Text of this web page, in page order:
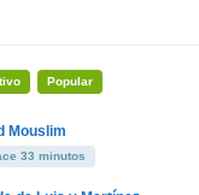
Popular
Mouslim
33 minutos